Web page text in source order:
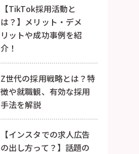
【TikTok採用活動と
は？】メリット・デメ
リットや成功事例を紹
介！
Z世代の採用戦略とは？特
徴や就職観、有効な採用
手法を解説
【インスタでの求人広告
の出し方って？】話題の